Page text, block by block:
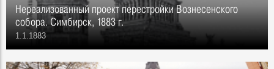
Нереализованный проект перестройки Вознесенского
собора. Симбирск, 1883 г.
1.1.1883